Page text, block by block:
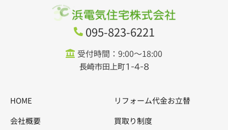
095-823-6221
受付時間：9:00～18:00
長崎市田上町1-4-8
HOME
会社概要
リフォーム代金お立替
買取り制度